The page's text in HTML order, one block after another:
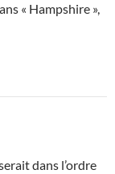
« Hampshire »,
dans l’ordre